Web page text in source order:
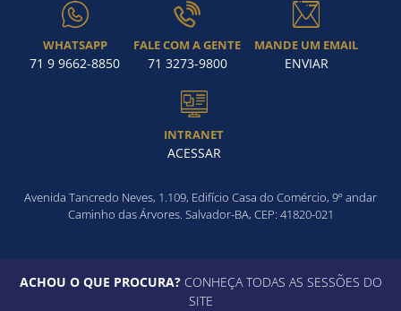
WHATSAPP
71 9 9662-8850
FALE COM A GENTE
71 3273-9800
MANDE UM EMAIL
ENVIAR
INTRANET
ACESSAR
Avenida Tancredo Neves, 1.109, Edifício Casa do Comércio, 9º andar
Caminho das Árvores. Salvador-BA, CEP: 41820-021
ACHOU O QUE PROCURA?CONHEÇA TODAS AS SESSÕES DO
SITE